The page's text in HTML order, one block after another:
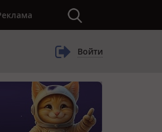
Войти